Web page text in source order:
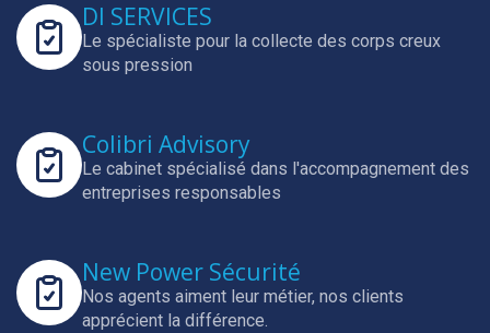
DI SERVICES
Le spécialiste pour la collecte des corps creux
sous pression
Colibri Advisory
Le cabinet spécialisé dans l'accompagnement des
entreprises responsables
New Power Sécurité
Nos agents aiment leur métier, nos clients
apprécient la différence.